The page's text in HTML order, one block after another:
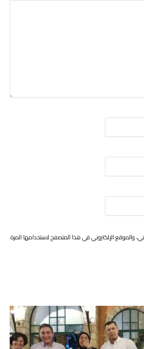
والموقع الإلكتروني في هذا المتصفح لاستخدامها المرة